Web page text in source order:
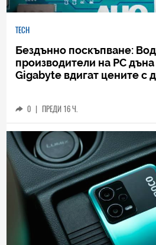
TECH
Бездънно поскъпване:
производители на РС дъна
Gigabyte вдигат цените с
0 | ПРЕДИ 16 Ч.